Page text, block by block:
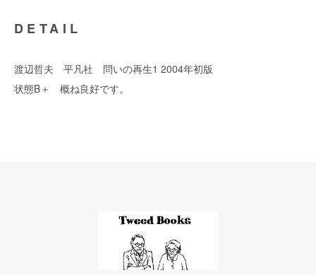
DETAIL
渡辺哲夫 平凡社 問いの再生1 2004年初版
状態B＋ 概ね良好です。